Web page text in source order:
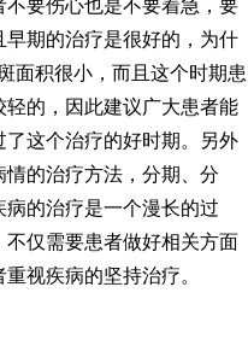
要伤心也是不要着急，要
期的治疗是很好的，为什
面积很小，而且这个时期患
的，因此建议广大患者能
这个治疗的好时期。另外
的治疗方法，分期、分
的治疗是一个漫长的过
仅需要患者做好相关方面
视疾病的坚持治疗。